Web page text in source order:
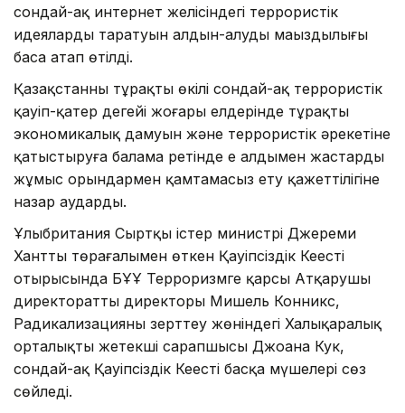
сондай-ақ интернет желісіндегі террористік
идеяларды таратуын алдын-алудың маңыздылығы
баса атап өтілді.
Қазақстанның тұрақты өкілі сондай-ақ террористік
қауіп-қатер деңгейі жоғары елдерінде тұрақты
экономикалық дамуын және террористік әрекетіне
қатыстыруға балама ретінде ең алдымен жастарды
жұмыс орындармен қамтамасыз ету қажеттілігіне
назар аударды.
Ұлыбритания Сыртқы істер министрі Джереми
Ханттың төрағалымен өткен Қауіпсіздік Кеңестің
отырысында БҰҰ Терроризмге қарсы Атқарушы
директораттың директоры Мишель Конникс,
Радикализацияны зерттеу жөніндегі Халықаралық
орталықтың жетекші сарапшысы Джоана Кук,
сондай-ақ Қауіпсіздік Кеңестің басқа мүшелері сөз
сөйледі.